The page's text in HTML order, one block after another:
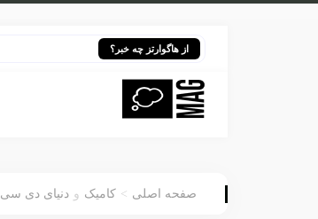
از هاگوارتز چه خبر؟
صفحه اصلی > کامیک و دنیای دی سی